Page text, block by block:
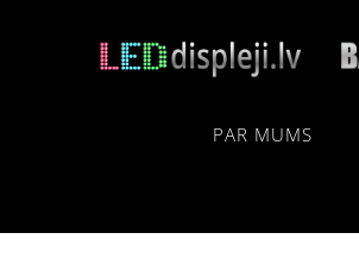
PAR MUMS